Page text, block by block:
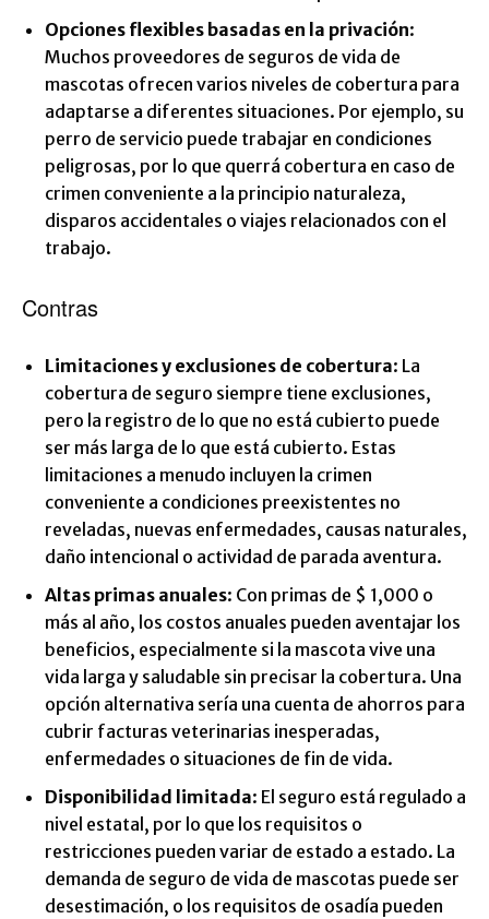
Opciones flexibles basadas en la privación:
Muchos proveedores de seguros de vida de
mascotas ofrecen varios niveles de cobertura para
adaptarse a diferentes situaciones. Por ejemplo, su
perro de servicio puede trabajar en condiciones
peligrosas, por lo que querrá cobertura en caso de
crimen conveniente a la principio naturaleza,
disparos accidentales o viajes relacionados con el
trabajo.
Contras
Limitaciones y exclusiones de cobertura: La
cobertura de seguro siempre tiene exclusiones,
pero la registro de lo que no está cubierto puede
ser más larga de lo que está cubierto. Estas
limitaciones a menudo incluyen la crimen
conveniente a condiciones preexistentes no
reveladas, nuevas enfermedades, causas naturales,
daño intencional o actividad de parada aventura.
Altas primas anuales: Con primas de $ 1,000 o
más al año, los costos anuales pueden aventajar los
beneficios, especialmente si la mascota vive una
vida larga y saludable sin precisar la cobertura. Una
opción alternativa sería una cuenta de ahorros para
cubrir facturas veterinarias inesperadas,
enfermedades o situaciones de fin de vida.
Disponibilidad limitada: El seguro está regulado a
nivel estatal, por lo que los requisitos o
restricciones pueden variar de estado a estado. La
demanda de seguro de vida de mascotas puede ser
desestimación, o los requisitos de osadía pueden